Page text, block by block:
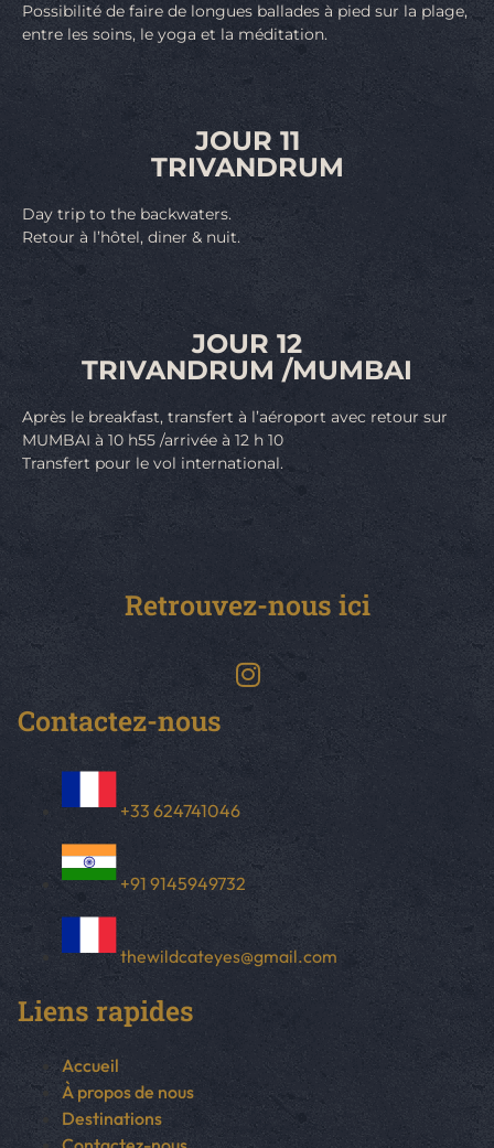
Possibilité de faire de longues ballades à pied sur la plage,
entre les soins, le yoga et la méditation.
JOUR 11
TRIVANDRUM
Day trip to the backwaters.
Retour à l’hôtel, diner & nuit.
JOUR 12
TRIVANDRUM /MUMBAI
Après le breakfast, transfert à l’aéroport avec retour sur
MUMBAI à 10 h55 /arrivée à 12 h 10
Transfert pour le vol international.
Retrouvez-nous ici
Contactez-nous
+33 624741046
+91 9145949732
thewildcateyes@gmail.com
Liens rapides
Accueil
À propos de nous
Destinations